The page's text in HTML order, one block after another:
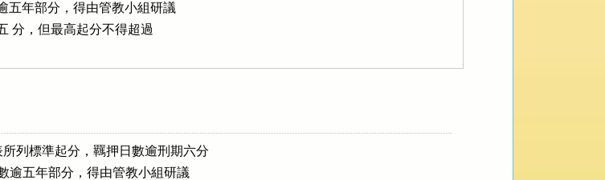
五年部分，得由管教小組研議
分，但最高起分不得超過
列標準起分，羈押日數逾刑期六分
逾五年部分，得由管教小組研議